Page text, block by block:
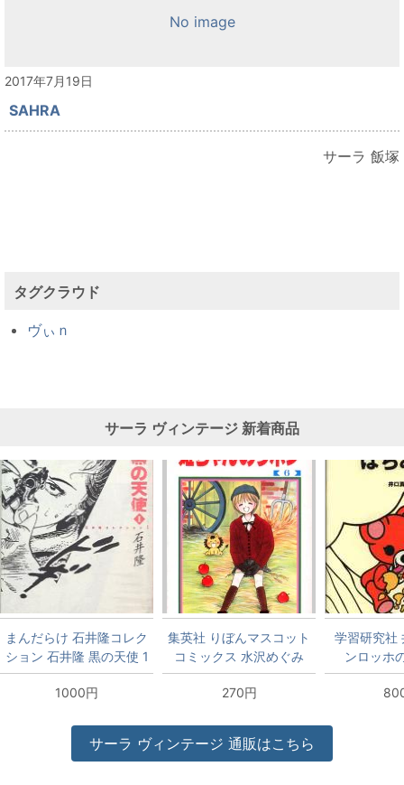
No image
2017年7月19日
SAHRA
サーラ 飯塚
タグクラウド
ヴぃｎ
サーラ ヴィンテージ 新着商品
まんだらけ 石井隆コレク
ション 石井隆 黒の天使 1
1000円
集英社 りぼんマスコット
コミックス 水沢めぐみ
姫ちゃんのリボン 6初版
270円
学習研究社
ンロッホ
サーラ ヴィンテージ 通販はこちら